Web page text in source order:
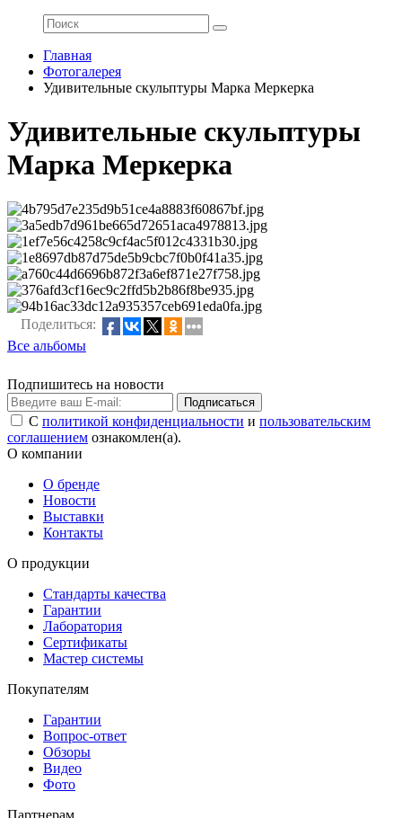
Главная
Фотогалерея
Удивительные скульптуры Марка Меркерка
Удивительные скульптуры
Марка Меркерка
Поделиться:
Все альбомы
Подпишитесь на новости
Подписаться
С политикой конфиденциальности и пользовательским
соглашением ознакомлен(а).
О компании
О бренде
Новости
Выставки
Контакты
О продукции
Стандарты качества
Гарантии
Лаборатория
Сертификаты
Мастер системы
Покупателям
Гарантии
Вопрос-ответ
Обзоры
Видео
Фото
Партнерам